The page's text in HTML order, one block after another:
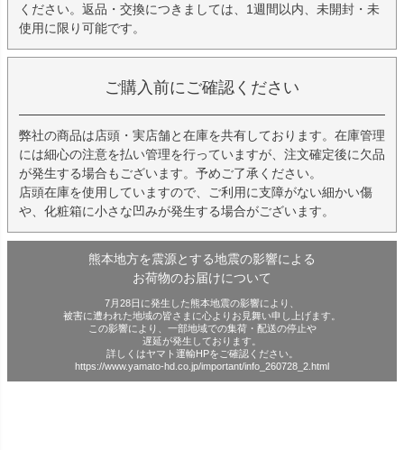
ください。返品・交換につきましては、1週間以内、未開封・未
使用に限り可能です。
ご購入前にご確認ください
弊社の商品は店頭・実店舗と在庫を共有しております。在庫管理
には細心の注意を払い管理を行っていますが、注文確定後に欠品
が発生する場合もございます。予めご了承ください。
店頭在庫を使用していますので、ご利用に支障がない細かい傷
や、化粧箱に小さな凹みが発生する場合がございます。
熊本地方を震源とする地震の影響による
お荷物のお届けについて
7月28日に発生した熊本地震の影響により、
被害に遭われた地域の皆さまに心よりお見舞い申し上げます。
この影響により、一部地域での集荷・配送の停止や
遅延が発生しております。
詳しくはヤマト運輸HPをご確認ください。
https://www.yamato-hd.co.jp/important/info_260728_2.html